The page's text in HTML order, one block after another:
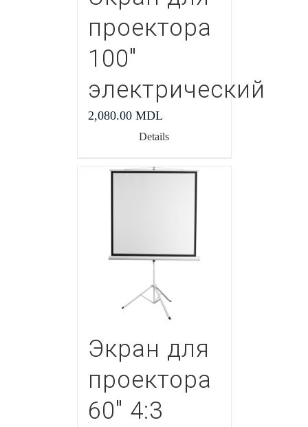
проектора
100″
электрический
2,080.00 MDL
Details
Экран для
проектора
60″ 4:3